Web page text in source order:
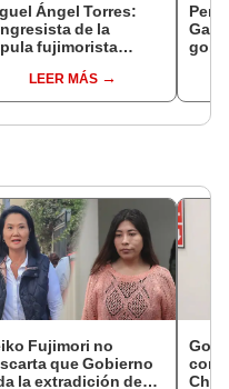
Ángel Torres:
de la
fujimorista
Senado
LEER MÁS
Fujimori no
que Gobierno
la extradición de